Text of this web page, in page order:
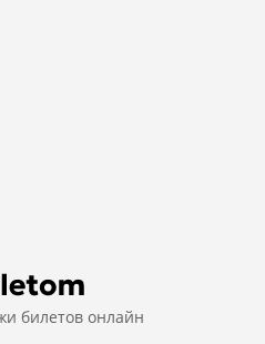
билетов онлайн